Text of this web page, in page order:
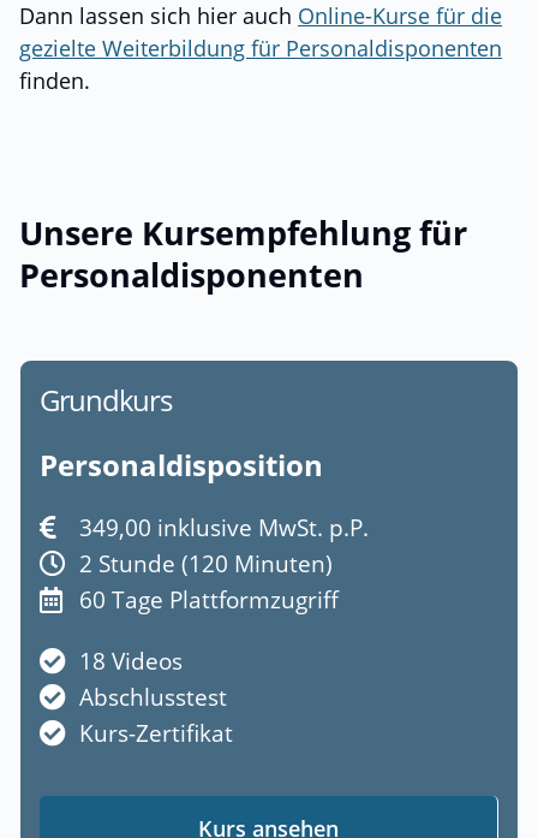
Dann lassen sich hier auch Online-Kurse für die
gezielte Weiterbildung für Personaldisponenten
finden.
Unsere Kursempfehlung für
Personaldisponenten
Grundkurs
Personaldisposition
349,00 inklusive MwSt. p.P.
2 Stunde (120 Minuten)
60 Tage Plattformzugriff
18 Videos
Abschlusstest
Kurs-Zertifikat
Kurs ansehen